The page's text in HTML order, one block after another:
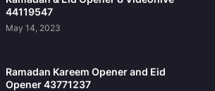
44119547
May 14, 2023
Ramadan Kareem Opener and Eid
Opener 43771237